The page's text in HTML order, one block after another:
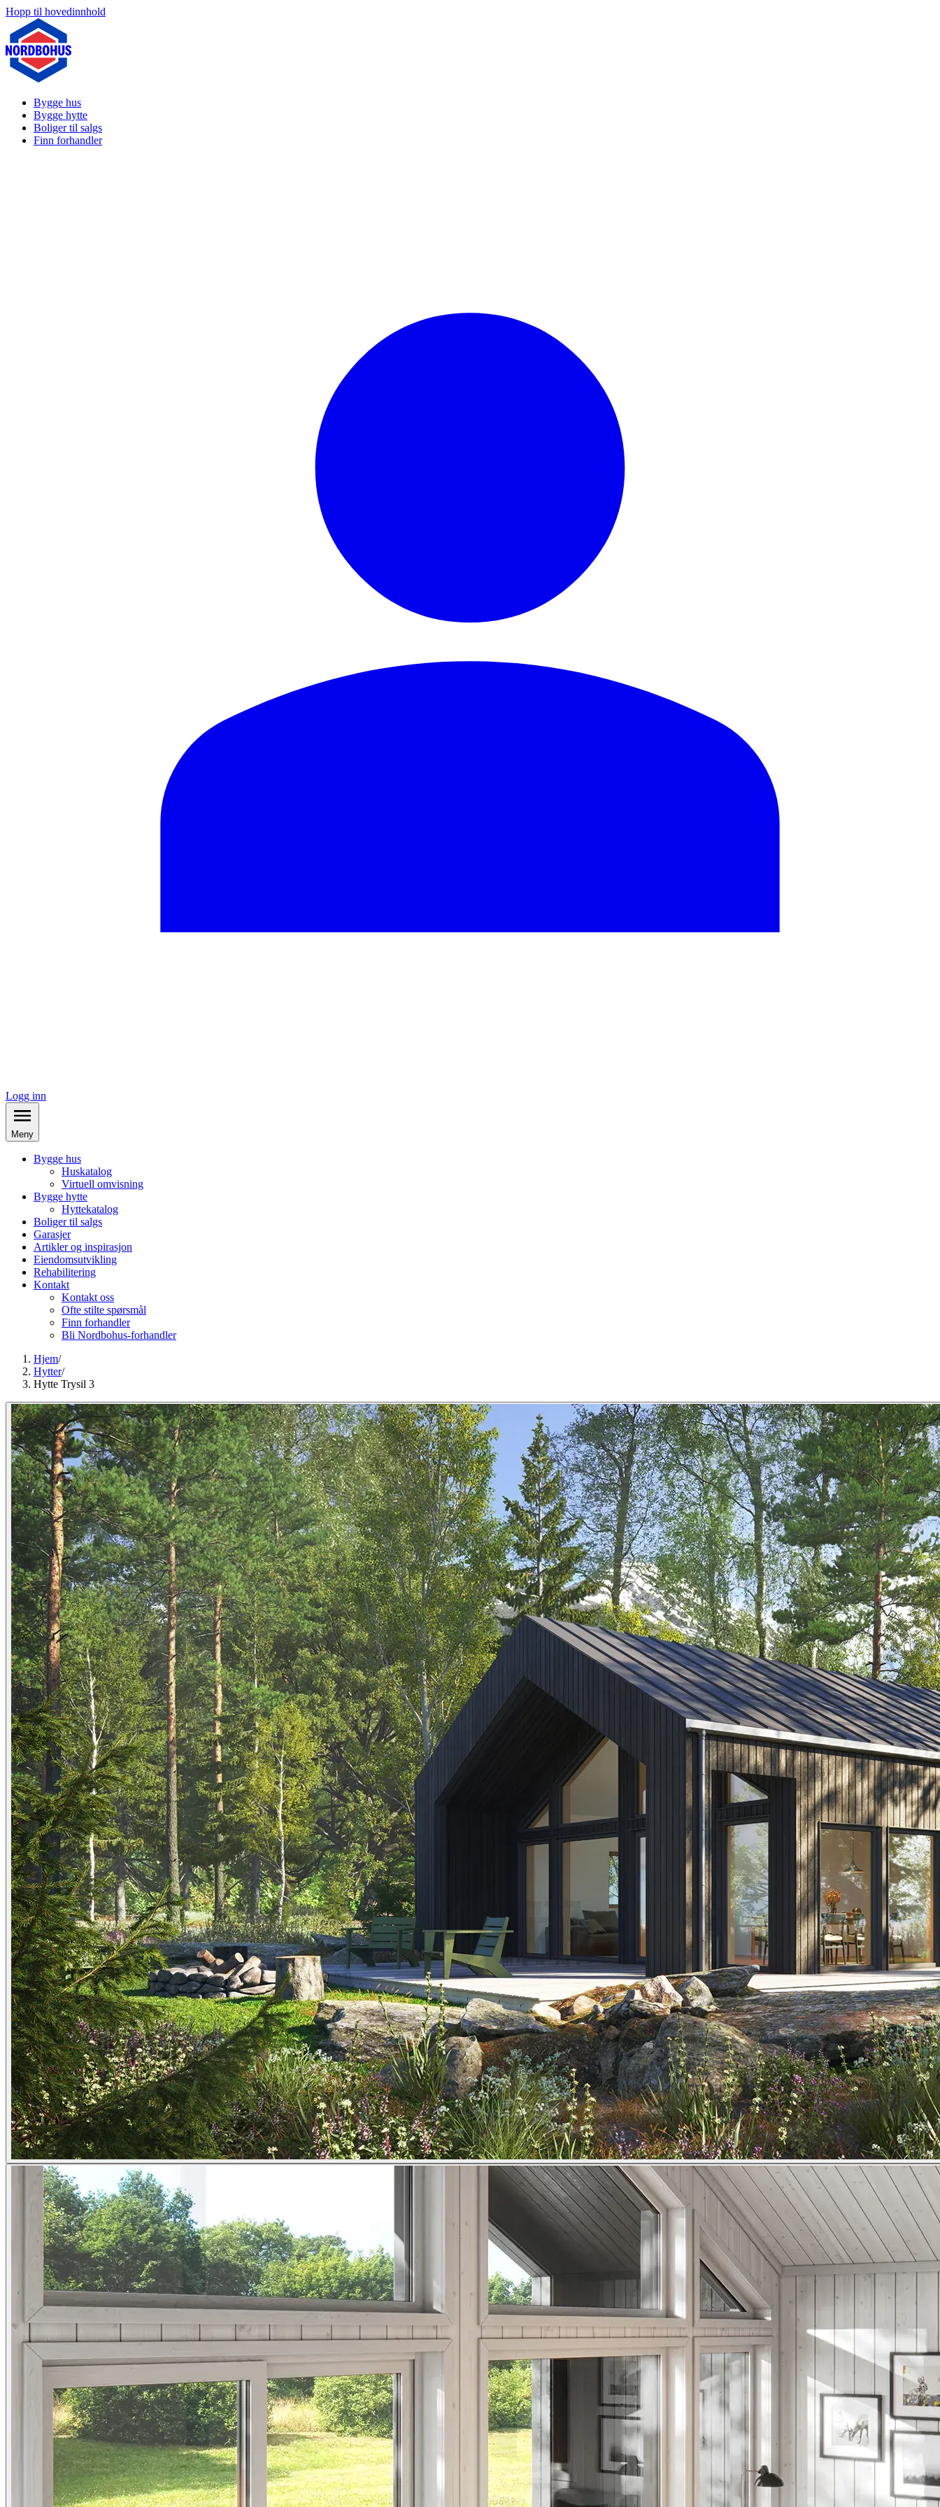
Hopp til hovedinnhold
Bygge hus
Bygge hytte
Boliger til salgs
Finn forhandler
Logg inn
Meny
Bygge hus
Huskatalog
Virtuell omvisning
Bygge hytte
Hyttekatalog
Boliger til salgs
Garasjer
Artikler og inspirasjon
Eiendomsutvikling
Rehabilitering
Kontakt
Kontakt oss
Ofte stilte spørsmål
Finn forhandler
Bli Nordbohus-forhandler
Hjem/
Hytter/
Hytte Trysil 3